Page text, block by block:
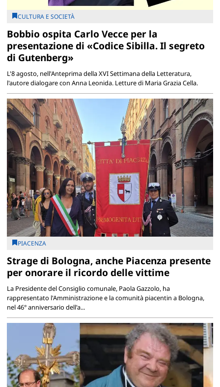
CULTURA E SOCIETÀ
Bobbio ospita Carlo Vecce per la
presentazione di «Codice Sibilla. Il segreto
di Gutenberg»
L'8 agosto, nell'Anteprima della XVI Settimana della Letteratura,
l'autore dialogare con Anna Leonida. Letture di Maria Grazia Cella.
PIACENZA
Strage di Bologna, anche Piacenza presente
per onorare il ricordo delle vittime
La Presidente del Consiglio comunale, Paola Gazzolo, ha
rappresentato l'Amministrazione e la comunità piacentin a Bologna,
nel 46° anniversario dell'a...